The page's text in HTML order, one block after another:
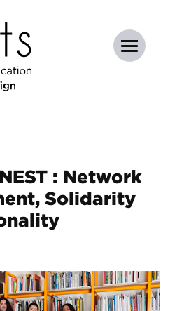
: Network
Solidarity